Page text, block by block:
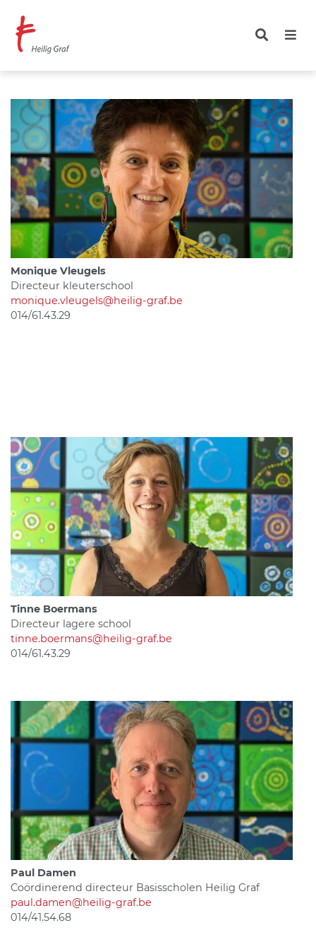
naar
Monique Vleugels
Directeur kleuterschool
monique.vleugels@heilig-graf.be
014/61.43.29
Tinne Boermans
Directeur lagere school
tinne.boermans@heilig-graf.be
014/61.43.29
Paul Damen
Coördinerend directeur Basisscholen Heilig Graf
paul.damen@heilig-graf.be
014/41.54.68